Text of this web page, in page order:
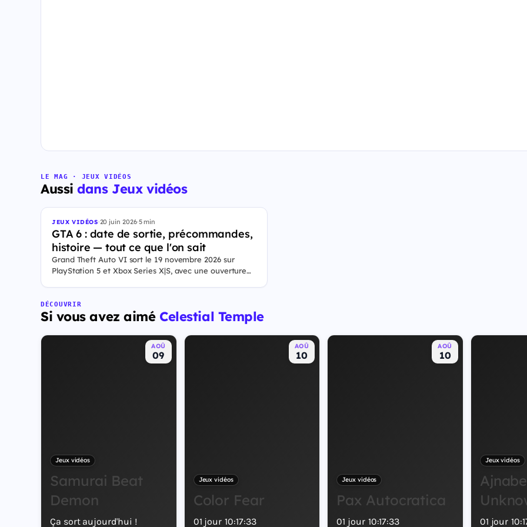
LE MAG · JEUX VIDÉOS
Aussidans Jeux vidéos
JEUX VIDÉOS·20 juin 2026·5 min
GTA 6 : date de sortie, précommandes,
histoire — tout ce que l'on sait
Grand Theft Auto VI sort le 19 novembre 2026 sur
PlayStation 5 et Xbox Series X|S, avec une ouverture
City. Il met en scène pour la première fois un duo de
protagonistes jouables, Jason et Lucia, cette dernière
étant la première héroïne jouable d'un GTA principal.
DÉCOUVRIR
Si vous avez aimé Celestial Temple
AOÛ
09
Jeux vidéos
Samurai Beat
Demon
Ça sort aujourd'hui !
AOÛ
10
Jeux vidéos
Color Fear
01 jour 10:17:32
AOÛ
10
Jeux vidéos
Pax Autocratica
01 jour 10:17:32
Jeux vidéos
01 jour 10: